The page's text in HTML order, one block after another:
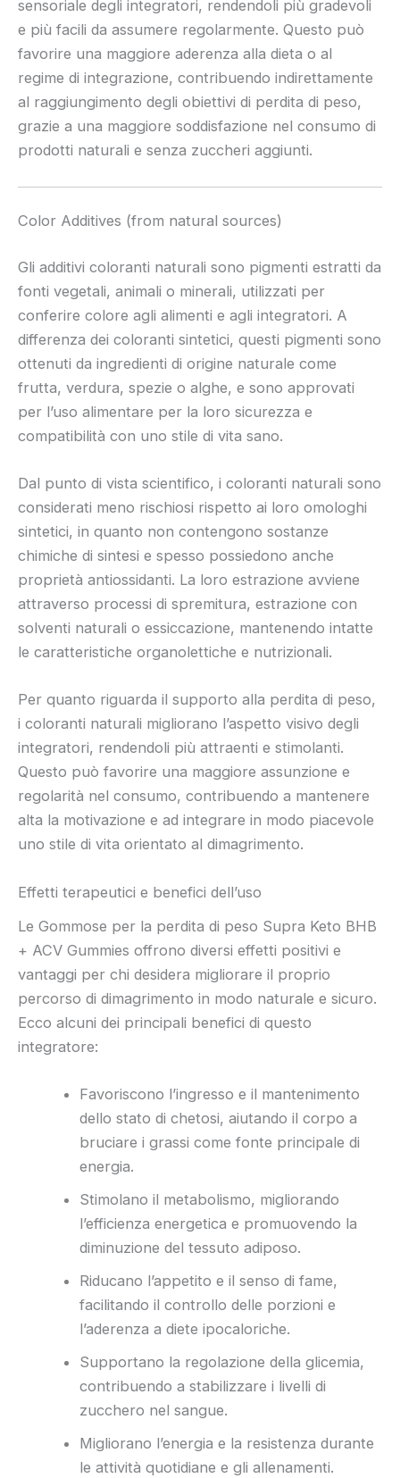
sensoriale degli integratori, rendendoli più gradevoli
e più facili da assumere regolarmente. Questo può
favorire una maggiore aderenza alla dieta o al
regime di integrazione, contribuendo indirettamente
al raggiungimento degli obiettivi di perdita di peso,
grazie a una maggiore soddisfazione nel consumo di
prodotti naturali e senza zuccheri aggiunti.
Color Additives (from natural sources)
Gli additivi coloranti naturali sono pigmenti estratti da
fonti vegetali, animali o minerali, utilizzati per
conferire colore agli alimenti e agli integratori. A
differenza dei coloranti sintetici, questi pigmenti sono
ottenuti da ingredienti di origine naturale come
frutta, verdura, spezie o alghe, e sono approvati
per l’uso alimentare per la loro sicurezza e
compatibilità con uno stile di vita sano.
Dal punto di vista scientifico, i coloranti naturali sono
considerati meno rischiosi rispetto ai loro omologhi
sintetici, in quanto non contengono sostanze
chimiche di sintesi e spesso possiedono anche
proprietà antiossidanti. La loro estrazione avviene
attraverso processi di spremitura, estrazione con
solventi naturali o essiccazione, mantenendo intatte
le caratteristiche organolettiche e nutrizionali.
Per quanto riguarda il supporto alla perdita di peso,
i coloranti naturali migliorano l’aspetto visivo degli
integratori, rendendoli più attraenti e stimolanti.
Questo può favorire una maggiore assunzione e
regolarità nel consumo, contribuendo a mantenere
alta la motivazione e ad integrare in modo piacevole
uno stile di vita orientato al dimagrimento.
Effetti terapeutici e benefici dell’uso
Le Gommose per la perdita di peso Supra Keto BHB
+ ACV Gummies offrono diversi effetti positivi e
vantaggi per chi desidera migliorare il proprio
percorso di dimagrimento in modo naturale e sicuro.
Ecco alcuni dei principali benefici di questo
integratore:
Favoriscono l’ingresso e il mantenimento
dello stato di chetosi, aiutando il corpo a
bruciare i grassi come fonte principale di
energia.
Stimolano il metabolismo, migliorando
l’efficienza energetica e promuovendo la
diminuzione del tessuto adiposo.
Riducano l’appetito e il senso di fame,
facilitando il controllo delle porzioni e
l’aderenza a diete ipocaloriche.
Supportano la regolazione della glicemia,
contribuendo a stabilizzare i livelli di
zucchero nel sangue.
Migliorano l’energia e la resistenza durante
le attività quotidiane e gli allenamenti.